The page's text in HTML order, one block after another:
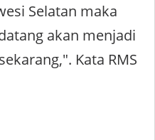
Selatan maka
akan menjadi
Kata RMS